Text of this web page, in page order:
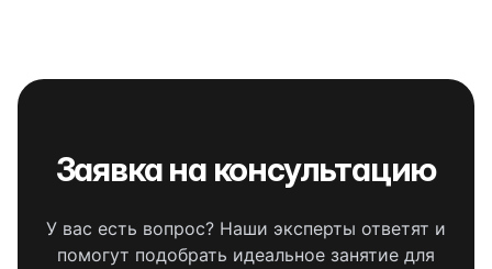
Заявка на консультацию
У вас есть вопрос? Наши эксперты ответят и
помогут подобрать идеальное занятие для